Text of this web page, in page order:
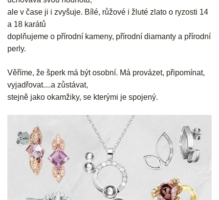
ale v čase ji i zvyšuje. Bílé, růžové i žluté zlato o ryzosti 14
a 18 karátů
doplňujeme o přírodní kameny, přírodní diamanty a přírodní
perly.
Věříme, že šperk má být osobní. Má provázet, připomínat,
vyjadřovat....a zůstávat,
stejně jako okamžiky, se kterými je spojený.